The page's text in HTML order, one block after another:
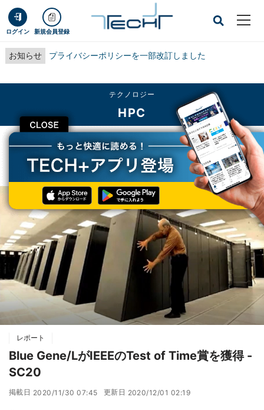
ログイン 新規会員登録
お知らせ プライバシーポリシーを一部改訂しました
CLOSE
テクノロジー
HPC
TECH+ テクノロジー
HPC
Blue Gene/LがIEEEのTest of Time賞を獲得 - SC20
レポート
Blue Gene/LがIEEEのTest of Time賞を獲得 -
SC20
掲載日 2020/11/30 07:45 更新日 2020/12/01 02:19